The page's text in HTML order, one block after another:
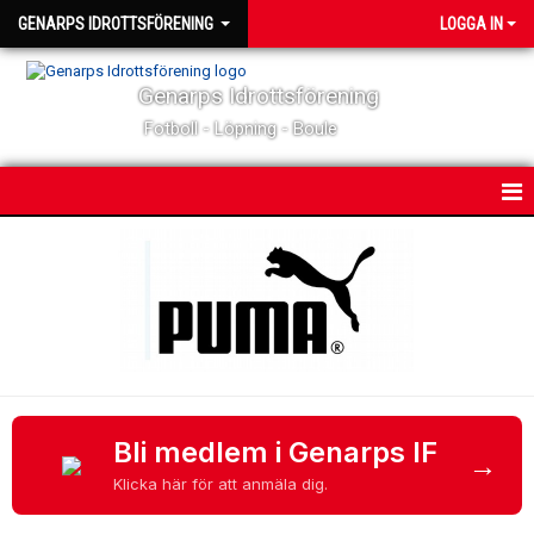
GENARPS IDROTTSFÖRENING LOGGA IN
Genarps Idrottsförening
Fotboll - Löpning - Boule
MATCHER & TÄVLINGAR
Bli medlem i Genarps IF
Klicka här för att anmäla dig.
→